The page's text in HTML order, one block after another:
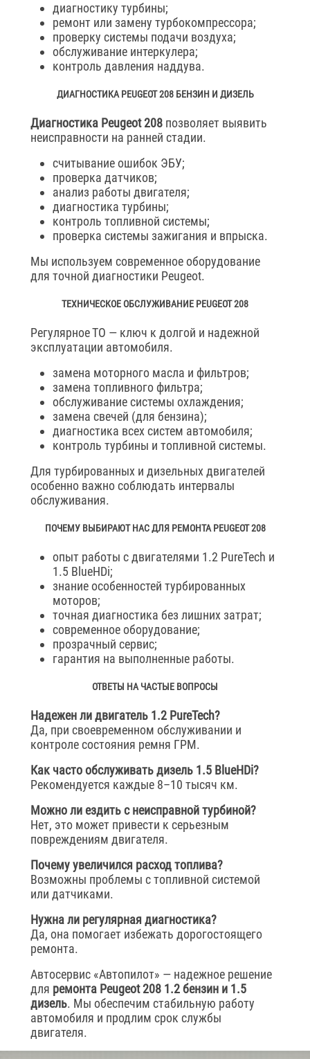
диагностику турбины;
ремонт или замену турбокомпрессора;
проверку системы подачи воздуха;
обслуживание интеркулера;
контроль давления наддува.
ДИАГНОСТИКА PEUGEOT 208 БЕНЗИН И ДИЗЕЛЬ
Диагностика Peugeot 208 позволяет выявить
неисправности на ранней стадии.
считывание ошибок ЭБУ;
проверка датчиков;
анализ работы двигателя;
диагностика турбины;
контроль топливной системы;
проверка системы зажигания и впрыска.
Мы используем современное оборудование
для точной диагностики Peugeot.
ТЕХНИЧЕСКОЕ ОБСЛУЖИВАНИЕ PEUGEOT 208
Регулярное ТО — ключ к долгой и надежной
эксплуатации автомобиля.
замена моторного масла и фильтров;
замена топливного фильтра;
обслуживание системы охлаждения;
замена свечей (для бензина);
диагностика всех систем автомобиля;
контроль турбины и топливной системы.
Для турбированных и дизельных двигателей
особенно важно соблюдать интервалы
обслуживания.
ПОЧЕМУ ВЫБИРАЮТ НАС ДЛЯ РЕМОНТА PEUGEOT 208
опыт работы с двигателями 1.2 PureTech и
1.5 BlueHDi;
знание особенностей турбированных
моторов;
точная диагностика без лишних затрат;
современное оборудование;
прозрачный сервис;
гарантия на выполненные работы.
ОТВЕТЫ НА ЧАСТЫЕ ВОПРОСЫ
Надежен ли двигатель 1.2 PureTech?
Да, при своевременном обслуживании и
контроле состояния ремня ГРМ.
Как часто обслуживать дизель 1.5 BlueHDi?
Рекомендуется каждые 8–10 тысяч км.
Можно ли ездить с неисправной турбиной?
Нет, это может привести к серьезным
повреждениям двигателя.
Почему увеличился расход топлива?
Возможны проблемы с топливной системой
или датчиками.
Нужна ли регулярная диагностика?
Да, она помогает избежать дорогостоящего
ремонта.
Автосервис «Автопилот» — надежное решение
для ремонта Peugeot 208 1.2 бензин и 1.5
дизель. Мы обеспечим стабильную работу
автомобиля и продлим срок службы
двигателя.